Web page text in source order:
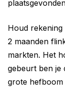
Houd
2 maanden
markten. Het
gebeurt ben je
grote